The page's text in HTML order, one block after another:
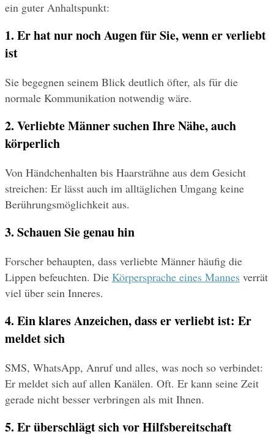
ein guter Anhaltspunkt:
1. Er hat nur noch Augen für Sie, wenn er verliebt
ist
Sie begegnen seinem Blick deutlich öfter, als für die
normale Kommunikation notwendig wäre.
2. Verliebte Männer suchen Ihre Nähe, auch
körperlich
Von Händchenhalten bis Haarsträhne aus dem Gesicht
streichen: Er lässt auch im alltäglichen Umgang keine
Berührungsmöglichkeit aus.
3. Schauen Sie genau hin
Forscher behaupten, dass verliebte Männer häufig die
Lippen befeuchten. Die Körpersprache eines Mannes verrät
viel über sein Inneres.
4. Ein klares Anzeichen, dass er verliebt ist: Er
meldet sich
SMS, WhatsApp, Anruf und alles, was noch so verbindet:
Er meldet sich auf allen Kanälen. Oft. Er kann seine Zeit
gerade nicht besser verbringen als mit Ihnen.
5. Er überschlägt sich vor Hilfsbereitschaft